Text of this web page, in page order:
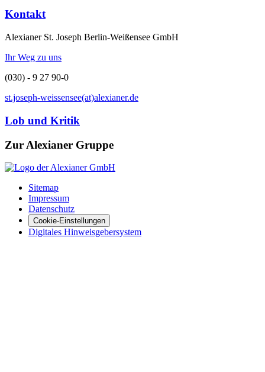
Kontakt
Alexianer St. Joseph Berlin-Weißensee GmbH
Ihr Weg zu uns
(030) - 9 27 90-0
st.joseph-weissensee(at)alexianer.de
Lob und Kritik
Zur Alexianer Gruppe
Sitemap
Impressum
Datenschutz
Cookie-Einstellungen
Digitales Hinweisgebersystem